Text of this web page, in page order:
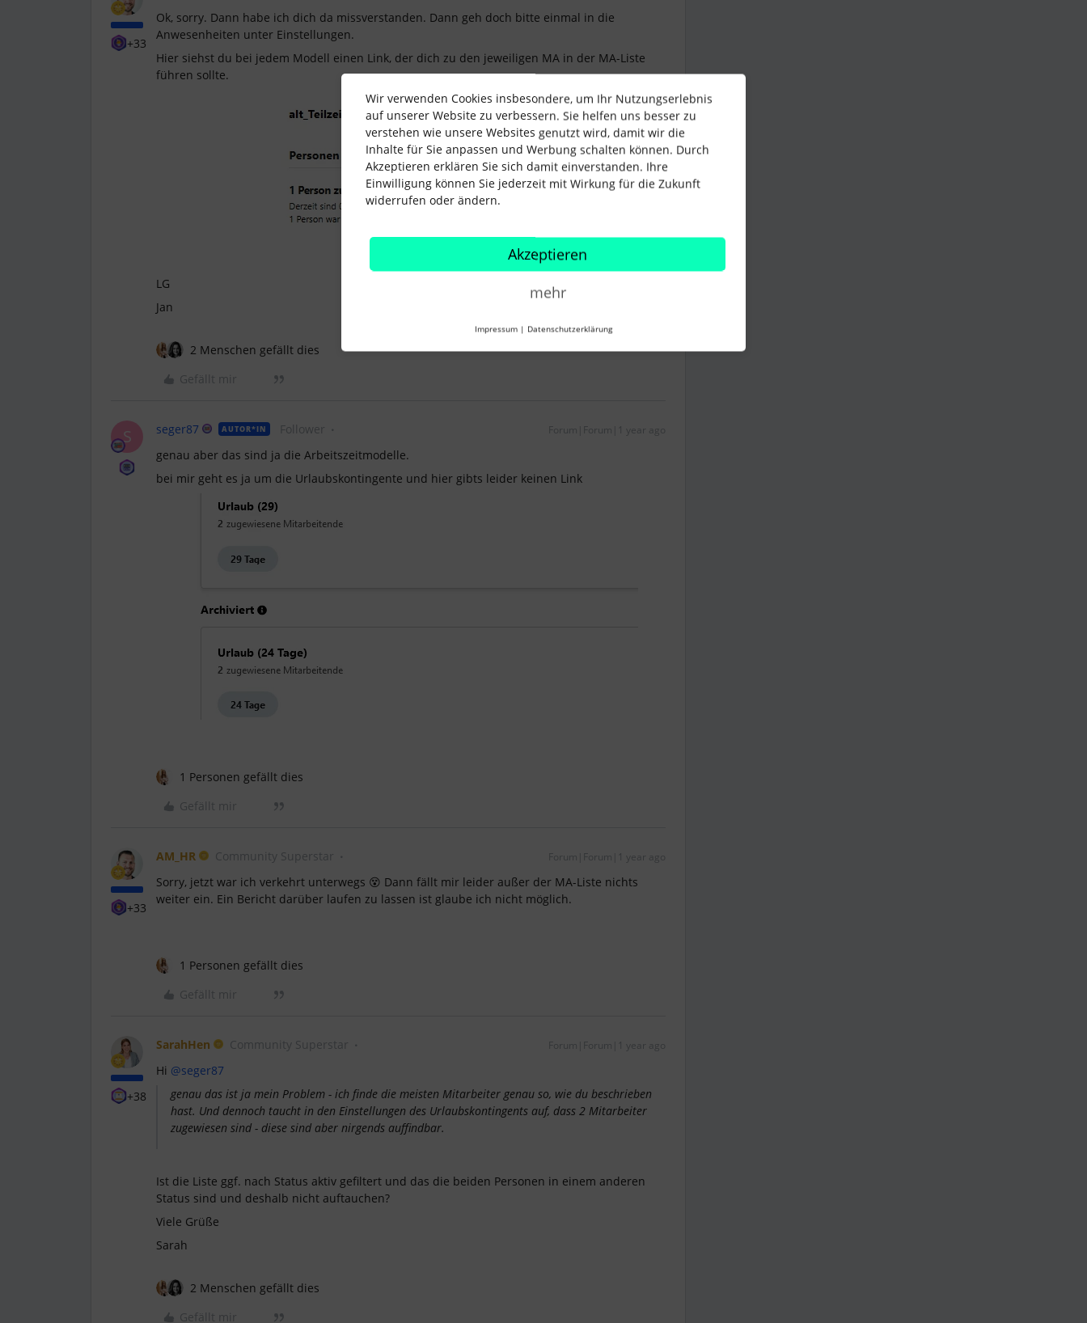
+33
Ok, sorry. Dann habe ich dich da missverstanden. Dann geh doch bitte einmal in die
Anwesenheiten unter Einstellungen.
Hier siehst du bei jedem Modell einen Link, der dich zu den jeweiligen MA in der MA-Liste
führen sollte.
LG
Jan
2 Menschen gefällt dies
Gefällt mir
S seger87 AUTOR*IN Follower Forum|Forum|1 year ago
genau aber das sind ja die Arbeitszeitmodelle.
bei mir geht es ja um die Urlaubskontingente und hier gibts leider keinen Link
1 Personen gefällt dies
Gefällt mir
+33
AM_HR Community Superstar Forum|Forum|1 year ago
Sorry, jetzt war ich verkehrt unterwegs 😵 Dann fällt mir leider außer der MA-Liste nichts
weiter ein. Ein Bericht darüber laufen zu lassen ist glaube ich nicht möglich.
1 Personen gefällt dies
Gefällt mir
+38
SarahHen Community Superstar Forum|Forum|1 year ago
Hi ​ @seger87
genau das ist ja mein Problem - ich finde die meisten Mitarbeiter genau so, wie du beschrieben
hast. Und dennoch taucht in den Einstellungen des Urlaubskontingents auf, dass 2 Mitarbeiter
zugewiesen sind - diese sind aber nirgends auffindbar.
Ist die Liste ggf. nach Status aktiv gefiltert und das die beiden Personen in einem anderen
Status sind und deshalb nicht auftauchen?
Viele Grüße
Sarah
2 Menschen gefällt dies
Gefällt mir
Wir verwenden Cookies insbesondere, um Ihr Nutzungserlebnis
auf unserer Website zu verbessern. Sie helfen uns besser zu
verstehen wie unsere Websites genutzt wird, damit wir die
Inhalte für Sie anpassen und Werbung schalten können. Durch
Akzeptieren erklären Sie sich damit einverstanden. Ihre
Einwilligung können Sie jederzeit mit Wirkung für die Zukunft
widerrufen oder ändern.
Akzeptieren
mehr
Impressum | Datenschutzerklärung